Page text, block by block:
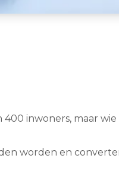
inwoners, maar
worden en